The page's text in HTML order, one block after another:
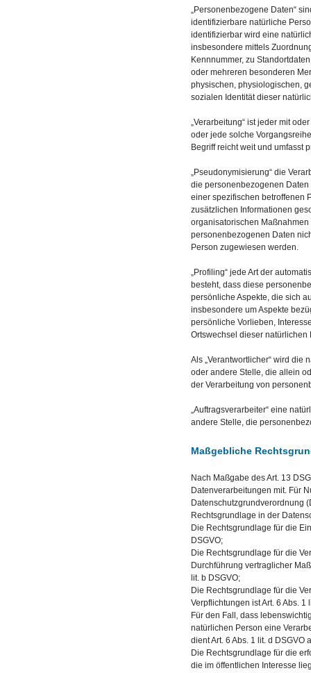
„Personenbezogene Daten“
identifizierbare natürliche
identifizierbar wird eine
insbesondere mittels
Kennnummer, zu
oder mehreren besonderen
physischen, physiologischen,
sozialen Identität dieser
„Verarbeitung“ ist jeder mit
oder jede solche
Begriff reicht weit und umfasst
„Pseudonymisierung“ die
die personenbezogenen
einer spezifischen betroffenen
zusätzlichen Informationen
organisatorischen
personenbezogenen Daten
Person zugewiesen werden.
„Profiling“ jede Art der
besteht, dass diese
persönliche Aspekte, die sich
insbesondere um Aspekte
persönliche Vorlieben,
Ortswechsel dieser
Als „Verantwortlicher“ wird die
oder andere Stelle, die allein
der Verarbeitung von
„Auftragsverarbeiter“ eine
andere Stelle, die
Maßgebliche
Nach Maßgabe des Art. 13
Datenverarbeitungen mit. Für
Datenschutzgrundverordnung
Rechtsgrundlage in der
Die Rechtsgrundlage für die
DSGVO;
Die Rechtsgrundlage für die
Durchführung vertraglicher
lit. b DSGVO;
Die Rechtsgrundlage für die
Verpflichtungen ist Art. 6 Abs. 1
Für den Fall, dass
natürlichen Person eine
dient Art. 6 Abs. 1 lit. d DSGVO
Die Rechtsgrundlage für die
die im öffentlichen Interesse